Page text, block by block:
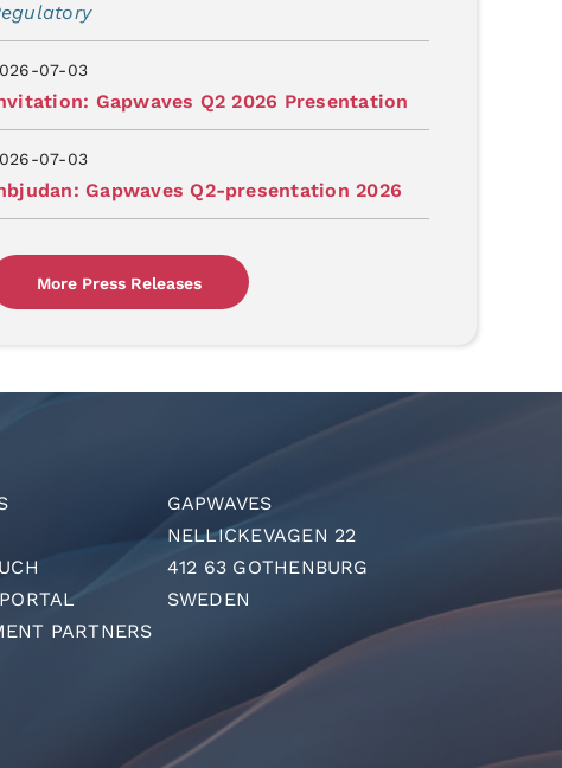
07-03
Gapwaves Q2 2026 Presentation
07-03
Gapwaves Q2-presentation 2026
More Press Releases
PARTNERS
GAPWAVES
NELLICKEVAGEN 22
412 63 GOTHENBURG
SWEDEN